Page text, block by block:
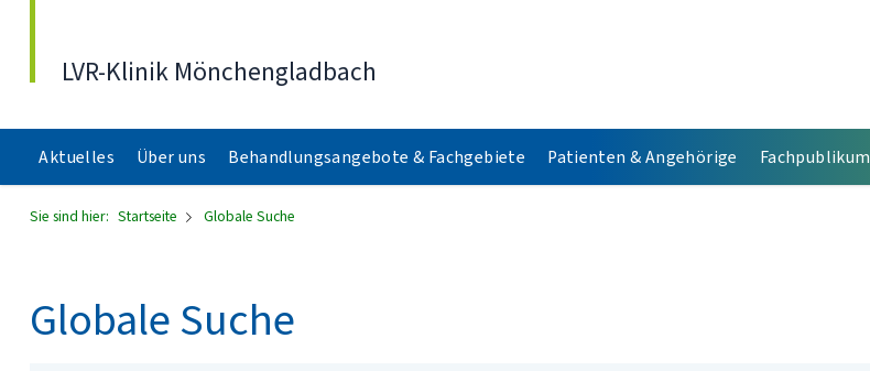
LVR-Klinik Mönchengladbach
Aktuelles Über uns Behandlungsangebote & Fachgebiete Patienten & Angehörige Fachpublikum
Sie sind hier: Startseite Globale Suche
Globale Suche